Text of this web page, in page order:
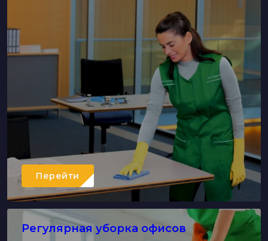
Перейти
Регулярная уборка офисов